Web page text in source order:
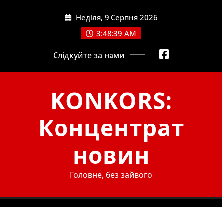
Неділя, 9 Серпня 2026
3:48:40 AM
Слідкуйте за нами
KONKORS:
Концентрат
новин
Головне, без зайвого